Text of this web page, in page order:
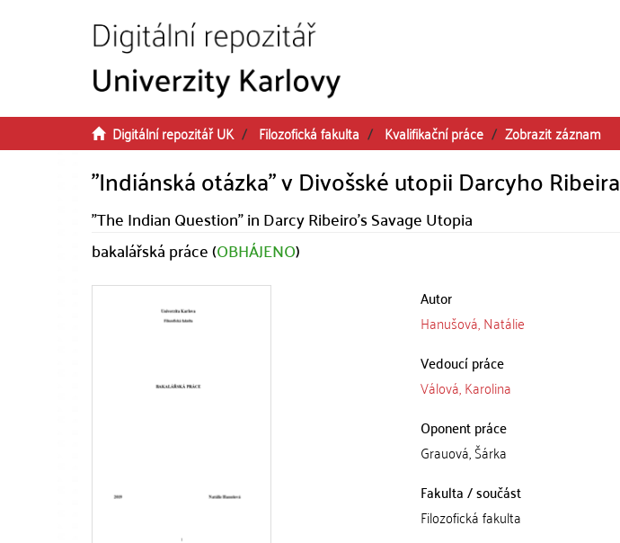
Digitální repozitář UK Filozofická fakulta Kvalifikační práce Zobrazit záznam
"Indiánská otázka" v Divošské utopii Darcyho Ribeira
"The Indian Question" in Darcy Ribeiro's Savage Utopia
bakalářská práce (OBHÁJENO)
Autor
Hanušová, Natálie
Vedoucí práce
Válová, Karolina
Oponent práce
Grauová, Šárka
Fakulta / součást
Filozofická fakulta